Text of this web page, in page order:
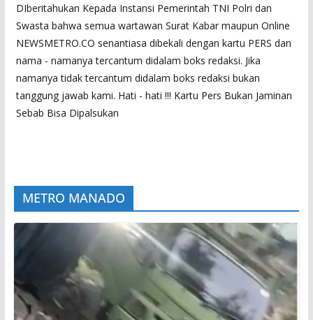
DIberitahukan Kepada Instansi Pemerintah TNI Polri dan
Swasta bahwa semua wartawan Surat Kabar maupun Online
NEWSMETRO.CO senantiasa dibekali dengan kartu PERS dan
nama - namanya tercantum didalam boks redaksi. Jika
namanya tidak tercantum didalam boks redaksi bukan
tanggung jawab kami. Hati - hati !!! Kartu Pers Bukan Jaminan
Sebab Bisa Dipalsukan
METRO MANADO